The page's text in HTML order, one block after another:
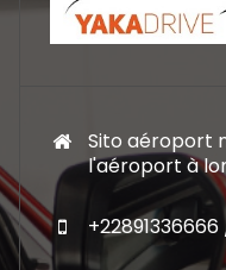
Sito aéroport
l'aéroport à
+22891336666